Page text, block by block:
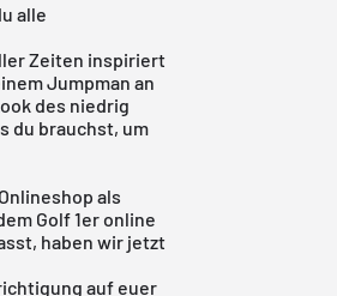
alle
Zeiten inspiriert
Jumpman an
des niedrig
du brauchst, um
als
Golf 1er online
haben wir jetzt
auf euer